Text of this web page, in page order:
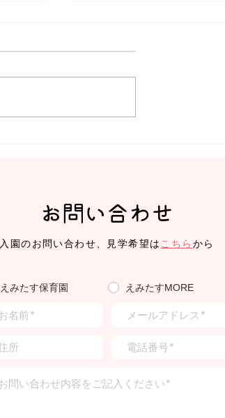
お問い合わせ
入園のお問い合わせ、見学希望は こちら から
えみたす保育園 えみたすMORE